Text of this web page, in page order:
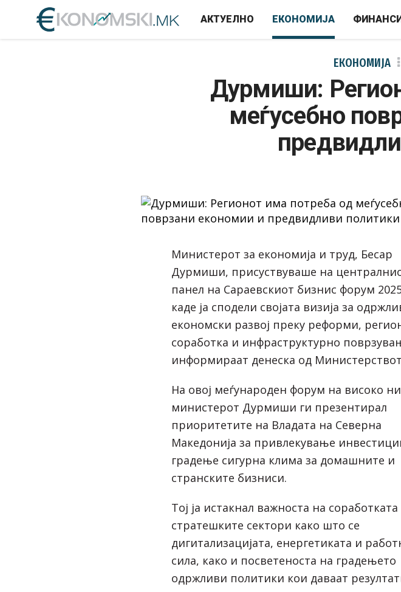
АКТУЕЛНО ЕКОНОМИЈА
ЕКОНОМИЈА
Дурмиши:
меѓусебно
Министерот за економија и труд, Бесар
Дурмиши, присуствуваше на
панел на Сараевскиот бизнис форум
каде ја сподели својата визија за
економски развој преку реформи,
соработка и инфраструктурно
информираат денеска од
На овој меѓународен форум на високо
министерот Дурмиши ги презентирал
приоритетите на Владата на Северна
Македонија за привлекување
градење сигурна клима за домашните и
странските бизниси.
Тој ја истакнал важноста на соработката
стратешките сектори како што се
дигитализацијата, енергетиката и
сила, како и посветеноста на градењето
одржливи политики кои даваат